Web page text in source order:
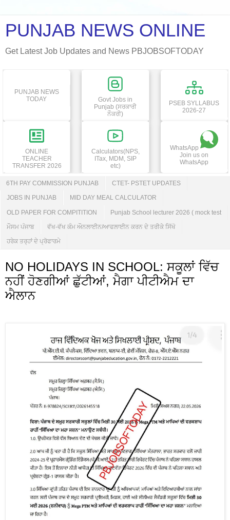
PUNJAB NEWS ONLINE
Get Latest Job Updates and News PBJOBSOFTODAY
PUNJAB NEWS
TODAY
Govt Jobs in
Punjab (ਸਰਕਾਰੀ
ਨੌਕਰੀ)
PSEB SYLLABUS
2026-27
ONLINE
TEACHER
TRANSFER 2026
Calculators(NPS,
ITax, MDM, SIP
etc)
WhatsApp
Join us on
WhatsApp
6TH PAY COMMISSION PUNJAB CTET- PSTET UPDATES
JOBS IN PUNJAB MID DAY MEAL CALCULATOR
OLD PAPER FOR COMPITITION Punjab School lecturer 2026 ( mock test
ਮੌਸਮ ਪੰਜਾਬ ਵੱਖ-ਵੱਖ ਕੰਮ ਔਨਲਾਈਨ/ਆਫਲਾਈਨ ਕਰਨ ਦੇ ਤਰੀਕੇ ਸਿੱਖੋ
ਹਰੇਕ ਤਰ੍ਹਾਂ ਦੇ ਪ੍ਰੋਫਾਰਮੇ
NO HOLIDAYS IN SCHOOL: ਸਕੂਲਾਂ ਵਿੱਚ
ਨਹੀਂ ਹੋਣਗੀਆਂ ਛੁੱਟੀਆਂ, ਮੈਗਾ ਪੀਟੀਐਮ ਦਾ
ਐਲਾਨ